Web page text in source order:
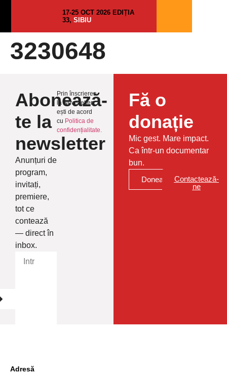
17-25 OCT 2026 EDIȚIA
33, SIBIU
3230648
Abonează-
te la
newsletter
Anunțuri de
program,
invitați,
premiere,
tot ce
contează
— direct în
inbox.
Prin înscrierea
la Newsletter
ești de acord
cu Politica de
confidențialitate.
Fă o
donație
Mic gest. Mare impact.
Ca într-un documentar
bun.
Donează
Contactează-
ne
Adresă